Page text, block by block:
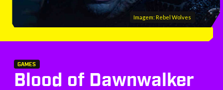
Imagem: Rebel Wolves
GAMES
Blood of Dawnwalker